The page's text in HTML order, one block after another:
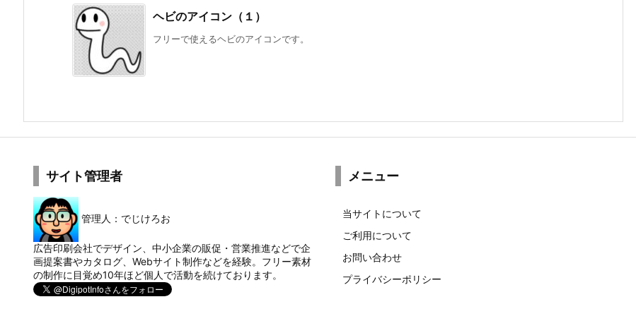
ヘビのアイコン（１）
フリーで使えるヘビのアイコンです。
サイト管理者
管理人：でじけろお
広告印刷会社でデザイン、中小企業の販促・営業推進などで企
画提案書やカタログ、Webサイト制作などを経験。フリー素材
の制作に目覚め10年ほど個人で活動を続けております。
メニュー
当サイトについて
ご利用について
お問い合わせ
プライバシーポリシー